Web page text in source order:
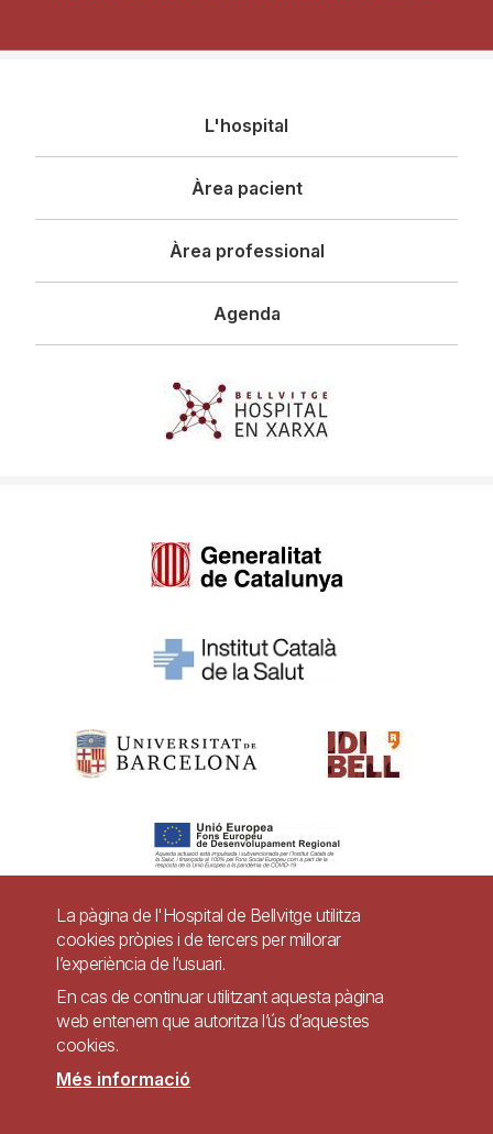
principal
L'hospital
Àrea pacient
Àrea professional
Agenda
Pie
página
Contacte
Accessibilitat Avís legal Ajuda
La pàgina de l'Hospital de Bellvitge utilitza
cookies pròpies i de tercers per millorar
l’experiència de l’usuari.
En cas de continuar utilitzant aquesta pàgina
web entenem que autoritza l’ús d’aquestes
cookies.
Més informació